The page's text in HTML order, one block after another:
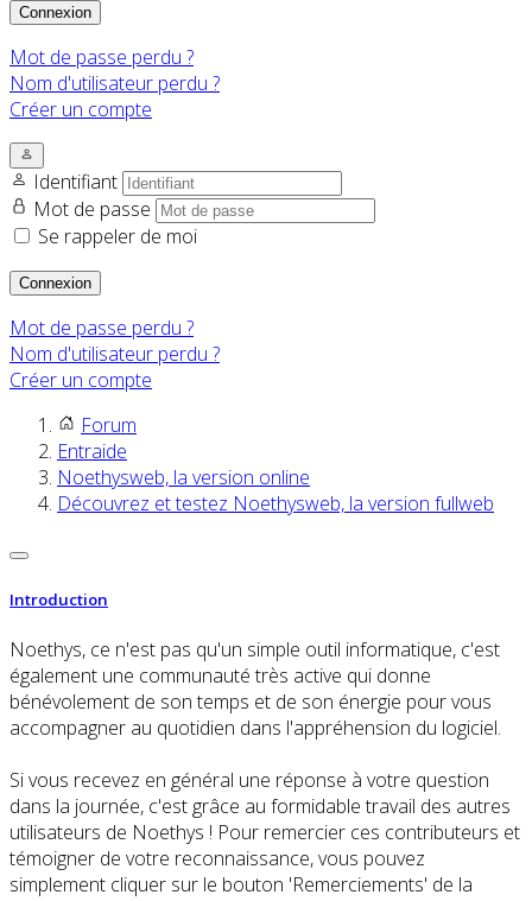
Connexion
Mot de passe perdu ?
Nom d'utilisateur perdu ?
Créer un compte
Identifiant
Mot de passe
Se rappeler de moi
Connexion
Mot de passe perdu ?
Nom d'utilisateur perdu ?
Créer un compte
Forum
Entraide
Noethysweb, la version online
Découvrez et testez Noethysweb, la version fullweb
Introduction
Noethys, ce n'est pas qu'un simple outil informatique, c'est
également une communauté très active qui donne
bénévolement de son temps et de son énergie pour vous
accompagner au quotidien dans l'appréhension du logiciel.
Si vous recevez en général une réponse à votre question
dans la journée, c'est grâce au formidable travail des autres
utilisateurs de Noethys ! Pour remercier ces contributeurs et
témoigner de votre reconnaissance, vous pouvez
simplement cliquer sur le bouton 'Remerciements' de la